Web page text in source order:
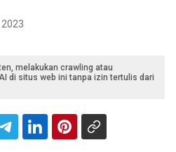
melakukan crawling atau
di situs web ini tanpa izin tertulis dari